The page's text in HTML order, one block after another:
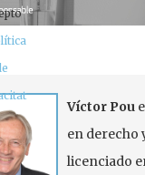
Víctor Pou
en derecho
licenciado